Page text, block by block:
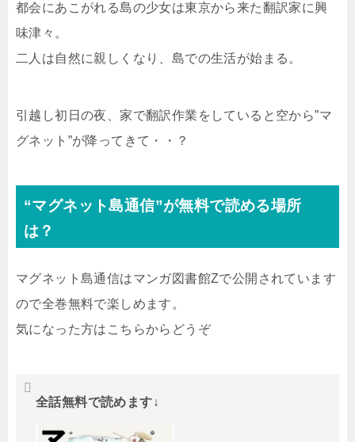
都会にあこがれる島の少女は東京から来た翻訳家に興
味津々。
二人は自然に親しくなり、島での生活が始まる。
引越し初日の夜、家で翻訳作業をしていると空から”マ
グネット”が降ってきて・・？
“マグネット島通信”が無料で読める場所
は？
マグネット島通信はマンガ図書館Zで公開されています
ので全巻無料で楽しめます。
気になった方はこちらからどうぞ
全話無料で読めます↓